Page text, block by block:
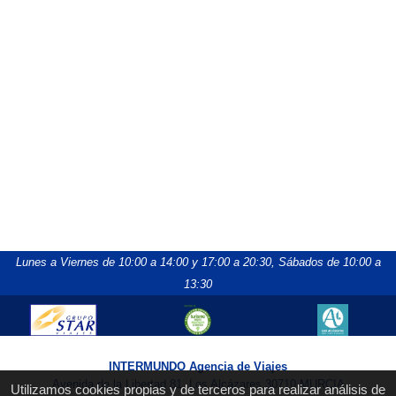
Utilizamos cookies propias y de terceros para realizar análisis de
Lunes a Viernes de 10:00 a 14:00 y 17:00 a 20:30, Sábados de 10:00 a
13:30
INTERMUNDO Agencia de Viajes
Avenida de la Libertad 81, Los Alcázares 30710 MURCIA